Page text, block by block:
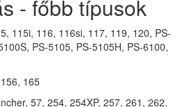
- főbb típusok
115i, 116, 116si, 117, 119, 120, PS-
PS-5105, PS-5105H, PS-6100,
165
57, 254, 254XP, 257, 261, 262,